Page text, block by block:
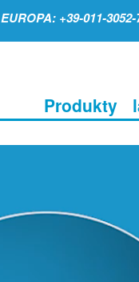
EUROPA: +39-011-3052-
Produkty